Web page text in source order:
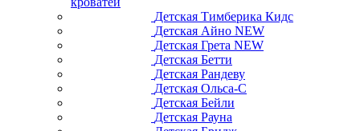
Детская Тимберика Кидс
Детская Айно NEW
Детская Грета NEW
Детская Бетти
Детская Рандеву
Детская Ольса-С
Детская Бейли
Детская Рауна